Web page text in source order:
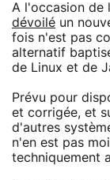
A l'occasion de
dévoilé un
fois n'est pas
alternatif
de Linux et de
Prévu pour
et corrigée, et
d'autres
n'en est pas
techniquement